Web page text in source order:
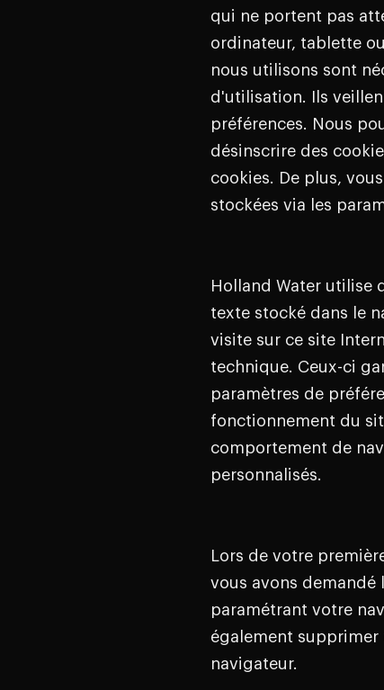
qui ne portent pas
ordinateur, tablette
nous utilisons sont
d'utilisation. Ils
préférences. Nous
désinscrire des
cookies. De plus,
stockées via les
Holland Water utilise
texte stocké dans le
visite sur ce site
technique. Ceux-ci
paramètres de
fonctionnement du
comportement de
personnalisés.
Lors de votre
vous avons demandé
paramétrant votre
également
navigateur.